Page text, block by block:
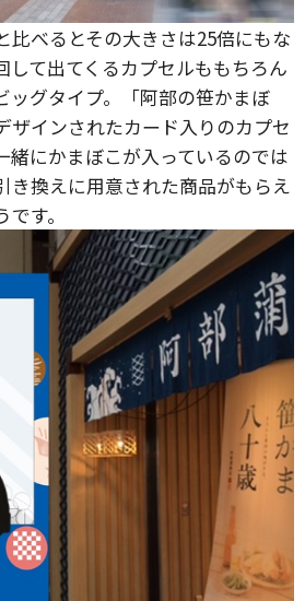
比べるとその大きさは25倍にもな
して出てくるカプセルももちろん
ッグタイプ。「阿部の笹かまぼ
ザインされたカード入りのカプセ
緒にかまぼこが入っているのでは
き換えに用意された商品がもらえ
す。